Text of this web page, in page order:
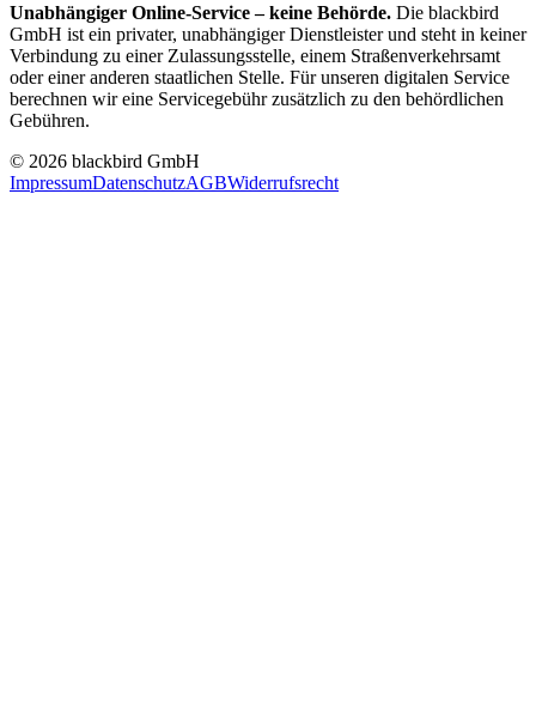
Unabhängiger Online-Service – keine Behörde. Die blackbird
GmbH ist ein privater, unabhängiger Dienstleister und steht in keiner
Verbindung zu einer Zulassungsstelle, einem Straßenverkehrsamt
oder einer anderen staatlichen Stelle. Für unseren digitalen Service
berechnen wir eine Servicegebühr zusätzlich zu den behördlichen
Gebühren.
© 2026 blackbird GmbH
ImpressumDatenschutzAGBWiderrufsrecht